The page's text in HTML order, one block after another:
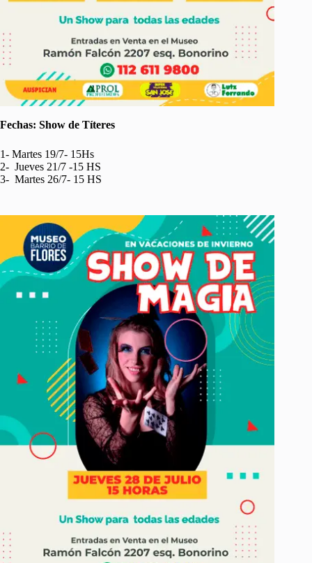
Fechas: Show de Títeres
1- Martes 19/7- 15Hs
2- Jueves 21/7 -15 HS
3- Martes 26/7- 15 HS